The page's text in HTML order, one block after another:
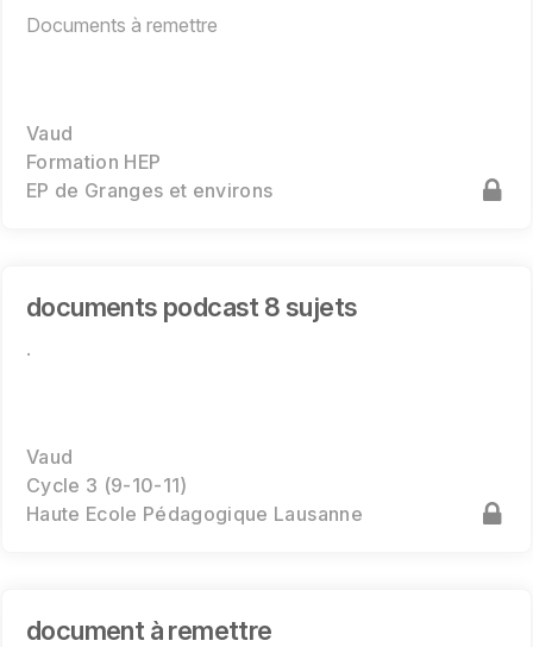
Documents à remettre
Vaud
Formation HEP
EP de Granges et environs
documents podcast 8 sujets
.
Vaud
Cycle 3 (9-10-11)
Haute Ecole Pédagogique Lausanne
document à remettre